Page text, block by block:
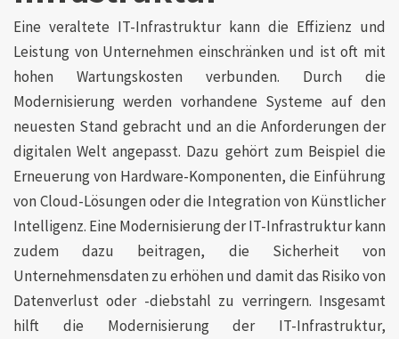
Eine veraltete IT-Infrastruktur kann die Effizienz und
Leistung von Unternehmen einschränken und ist oft mit
hohen Wartungskosten verbunden. Durch die
Modernisierung werden vorhandene Systeme auf den
neuesten Stand gebracht und an die Anforderungen der
digitalen Welt angepasst. Dazu gehört zum Beispiel die
Erneuerung von Hardware-Komponenten, die Einführung
von Cloud-Lösungen oder die Integration von Künstlicher
Intelligenz. Eine Modernisierung der IT-Infrastruktur kann
zudem dazu beitragen, die Sicherheit von
Unternehmensdaten zu erhöhen und damit das Risiko von
Datenverlust oder -diebstahl zu verringern. Insgesamt
hilft die Modernisierung der IT-Infrastruktur,